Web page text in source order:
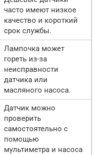
часто имеют низкое
качество и короткий
срок службы.
Лампочка может
гореть из-за
неисправности
датчика или
масляного насоса.
Датчик можно
проверить
самостоятельно с
помощью
мультиметра и насоса